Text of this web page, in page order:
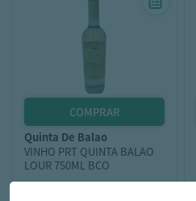
quinta de balao
VINHO PRT QUINTA BALAO
LOUR 750ML BCO